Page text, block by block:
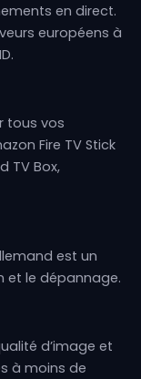
en direct.
européens à
tous vos
Fire TV Stick
TV Box,
est un
et le dépannage.
d’image et
à moins de